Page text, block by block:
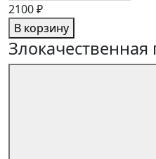
2100 ₽
В корзину